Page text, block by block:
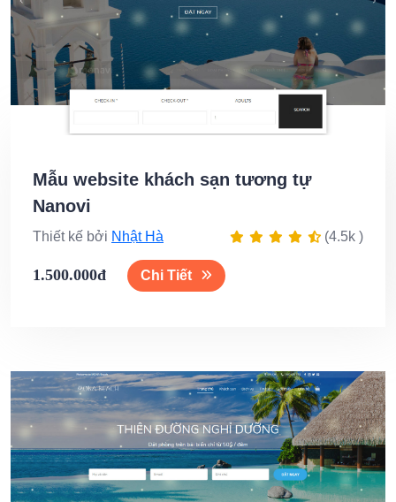
Mẫu website khách sạn tương tự
Nanovi
Thiết kế bởi Nhật Hà (4.5k )
1.500.000đ Chi Tiết